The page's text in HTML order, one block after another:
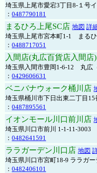
埼玉県上尾市愛宕3丁目8-１号
： 0487790181
まるひろ上尾SC店 地図 詳
埼玉県上尾市宮本町1-1 まるひ
： 0488717051
入間店(丸広百貨店入間店)
埼玉県入間市豊岡1-6-12 丸広
： 0429606631
ベニバナウォーク桶川店
埼玉県桶川市下日出東二丁目
： 0487895561
イオンモール川口前川店
埼玉県川口市前川 1-1-11-3003
： 0482641591
ララガーデン川口店 地図
埼玉県川口市宮町18-9 ララガー
： 0482406101